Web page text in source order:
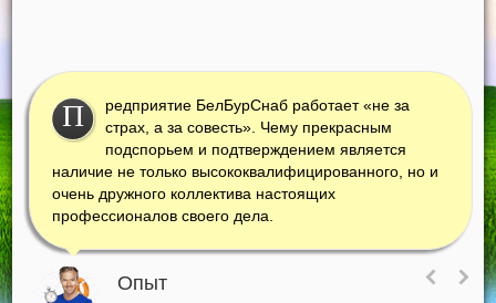
П
редприятие БелБурСнаб работает «не за
страх, а за совесть». Чему прекрасным
подспорьем и подтверждением является
наличие не только высококвалифицированного, но и
очень дружного коллектива настоящих
профессионалов своего дела.
Опыт